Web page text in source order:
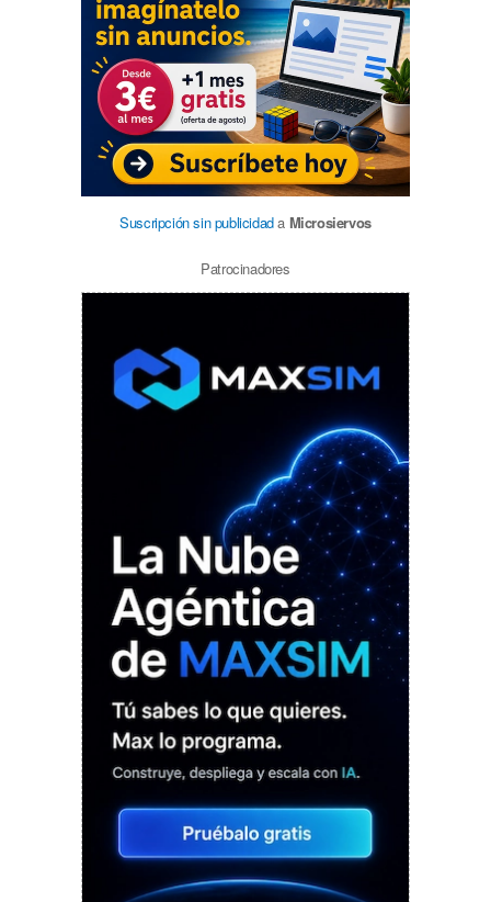
Suscripción sin publicidada Microsiervos
Patrocinadores